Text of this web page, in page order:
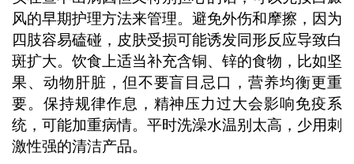
风的早期护理方法来管理。避免外伤和摩擦，因为
四肢容易磕碰，皮肤受损可能诱发同形反应导致白
斑扩大。饮食上适当补充含铜、锌的食物，比如坚
果、动物肝脏，但不要盲目忌口，营养均衡更重
要。保持规律作息，精神压力过大会影响免疫系
统，可能加重病情。平时洗澡水温别太高，少用刺
激性强的清洁产品。